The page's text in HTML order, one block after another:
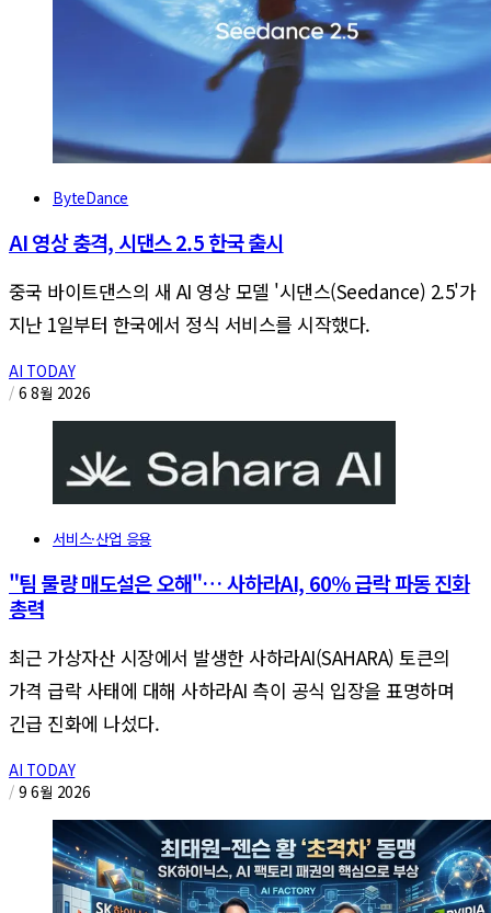
ByteDance
AI 영상 충격, 시댄스 2.5 한국 출시
중국 바이트댄스의 새 AI 영상 모델 '시댄스(Seedance) 2.5'가
지난 1일부터 한국에서 정식 서비스를 시작했다.
AI TODAY
/ 6 8월 2026
서비스·산업 응용
"팀 물량 매도설은 오해"… 사하라AI, 60% 급락 파동 진화
총력
최근 가상자산 시장에서 발생한 사하라AI(SAHARA) 토큰의
가격 급락 사태에 대해 사하라AI 측이 공식 입장을 표명하며
긴급 진화에 나섰다.
AI TODAY
/ 9 6월 2026